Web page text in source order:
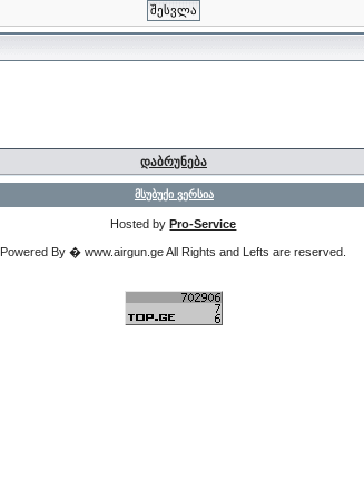
დაბრუნება
მსუბუქი ვერსია
Hosted byPro-Service
Powered By � www.airgun.ge All Rights and Lefts are reserved.